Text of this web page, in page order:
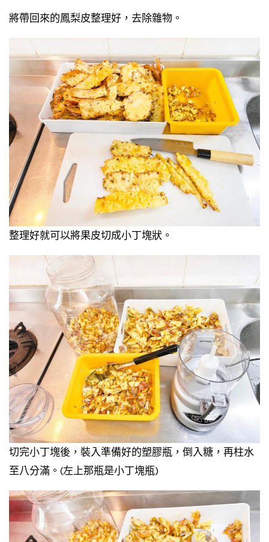
將帶回來的鳳梨皮整理好，去除雜物。
整理好就可以將果皮切成小丁塊狀。
切完小丁塊後，裝入準備好的塑膠瓶，倒入糖，再柱水
至八分滿。(左上那瓶是小丁塊瓶)